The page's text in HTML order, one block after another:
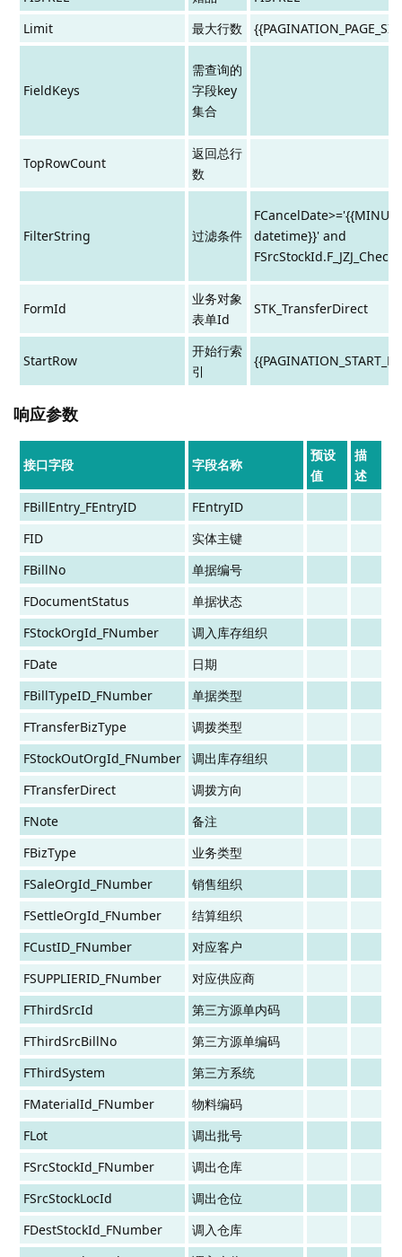
Limit
最大行数
FieldKeys
需查询的
字段key
集合
TopRowCount
返回总行
数
FilterString 过滤条件
datetime}}' and
FormId
业务对象
表单Id
STK_TransferDirect
StartRow
开始行索
引
响应参数
接口字段 字段名称
预设
值
描
述
FBillEntry_FEntryID
FEntryID
FID
实体主键
FBillNo
单据编号
FDocumentStatus
单据状态
FStockOrgId_FNumber
调入库存组织
FDate
日期
FBillTypeID_FNumber
单据类型
FTransferBizType
调拨类型
FStockOutOrgId_FNumber
调出库存组织
FTransferDirect
调拨方向
FNote
备注
FBizType
业务类型
FSaleOrgId_FNumber
销售组织
FSettleOrgId_FNumber
结算组织
FCustID_FNumber
对应客户
FSUPPLIERID_FNumber
对应供应商
FThirdSrcId
第三方源单内码
FThirdSrcBillNo
第三方源单编码
FThirdSystem
第三方系统
FMaterialId_FNumber
物料编码
FLot
调出批号
FSrcStockId_FNumber
调出仓库
FSrcStockLocId
调出仓位
FDestStockId_FNumber
调入仓库